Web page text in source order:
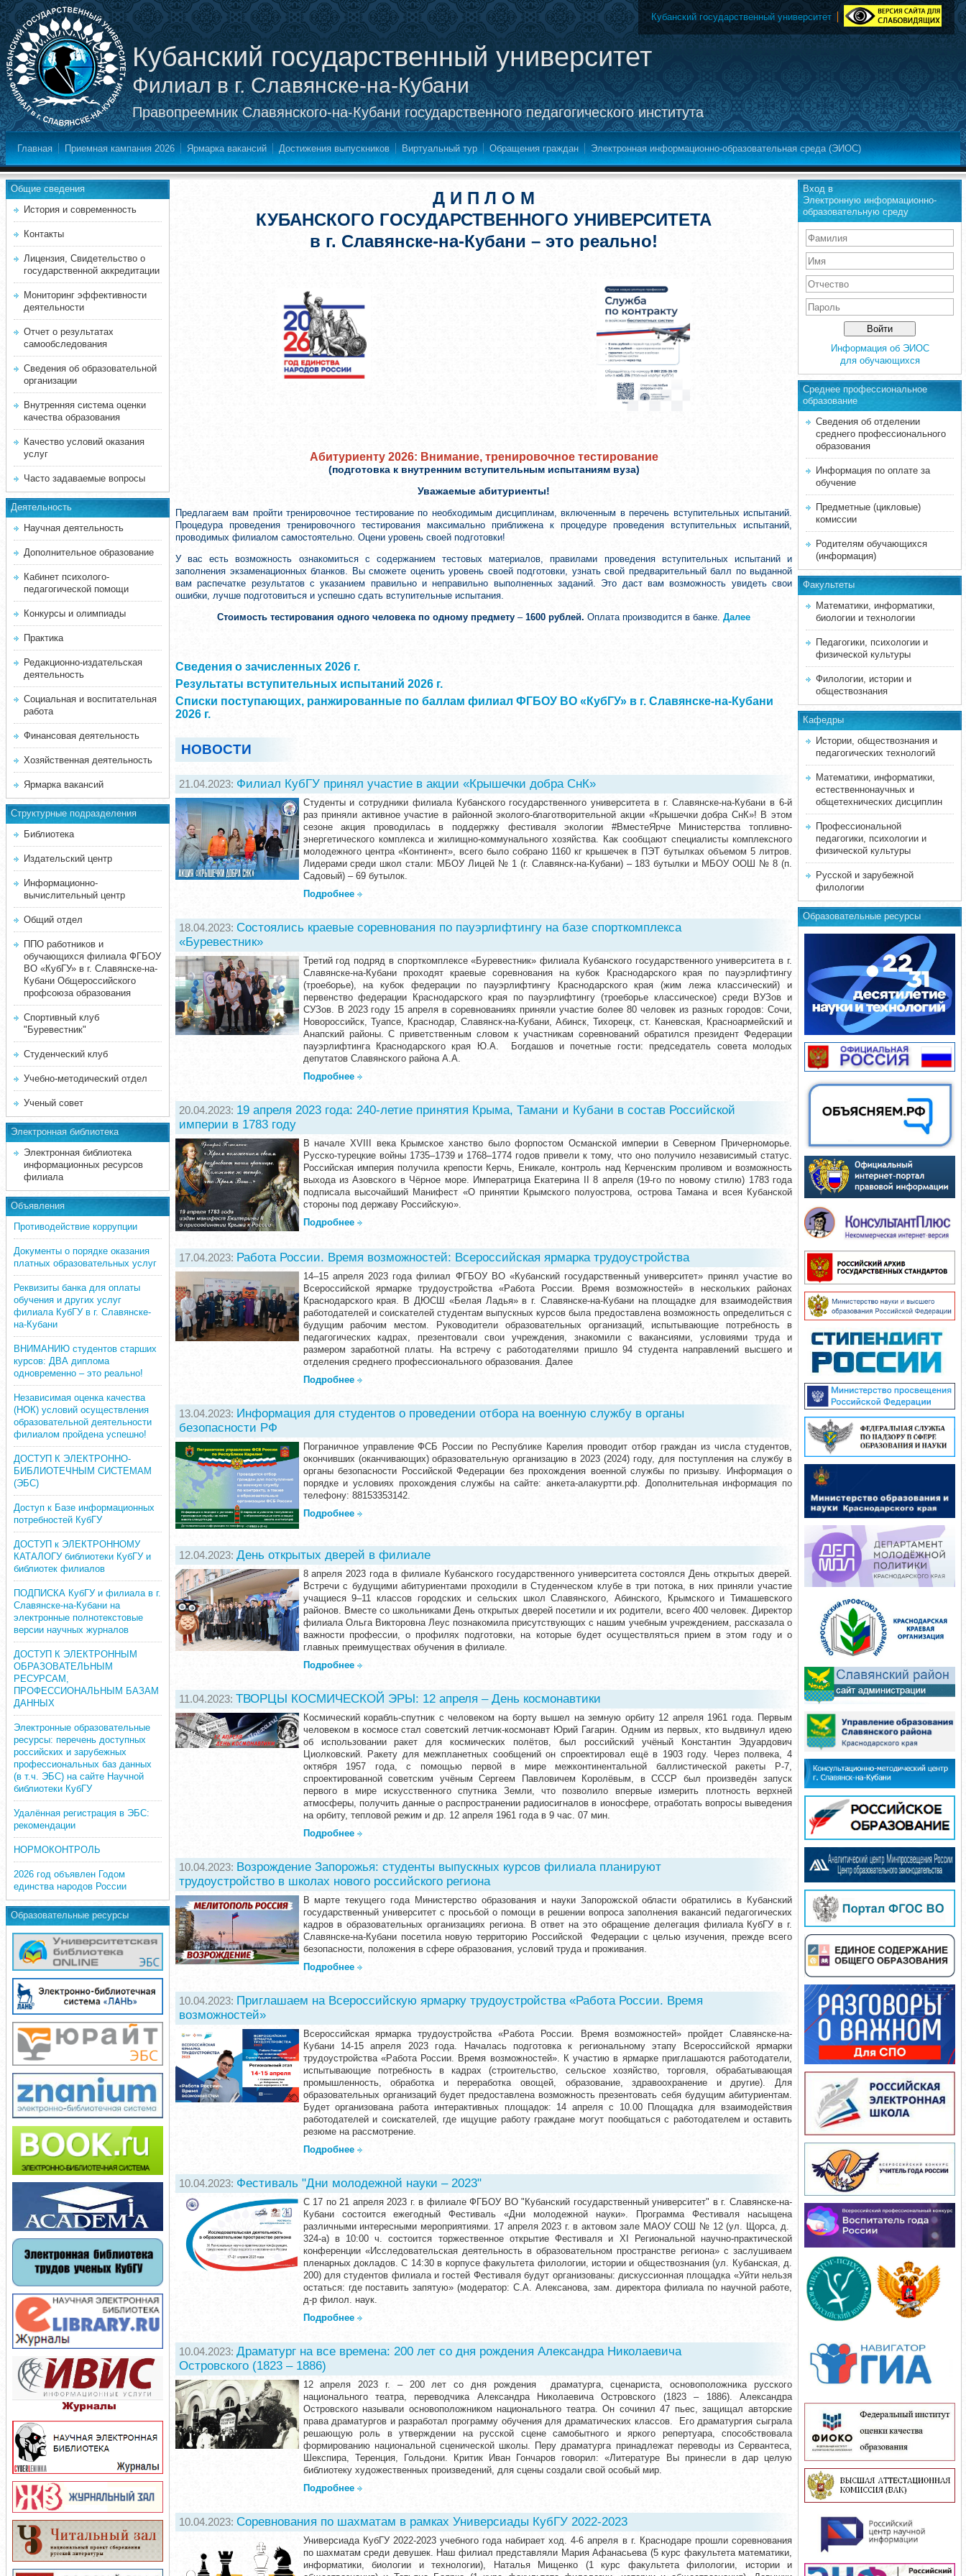
Кубанский государственный университет
Филиал в г. Славянске-на-Кубани
Правопреемник Славянского-на-Кубани государственного педагогического института
Кубанский государственный университет
Главная Приемная кампания 2026 Ярмарка вакансий Достижения выпускников Виртуальный тур Обращения граждан Электронная информационно-образовательная среда (ЭИОС)
Общие сведения
История и современность
Контакты
Лицензия, Свидетельство о
государственной аккредитации
Мониторинг эффективности
деятельности
Отчет о результатах
самообследования
Сведения об образовательной
организации
Внутренняя система оценки
качества образования
Качество условий оказания
услуг
Часто задаваемые вопросы
Деятельность
Научная деятельность
Дополнительное образование
Кабинет психолого-
педагогической помощи
Конкурсы и олимпиады
Практика
Редакционно-издательская
деятельность
Социальная и воспитательная
работа
Финансовая деятельность
Хозяйственная деятельность
Ярмарка вакансий
Структурные подразделения
Библиотека
Издательский центр
Информационно-
вычислительный центр
Общий отдел
ППО работников и
обучающихся филиала ФГБОУ
ВО «КубГУ» в г. Славянске-на-
Кубани Общероссийского
профсоюза образования
Спортивный клуб
"Буревестник"
Студенческий клуб
Учебно-методический отдел
Ученый совет
Электронная библиотека
Электронная библиотека
информационных ресурсов
филиала
Объявления
Противодействие коррупции
Документы о порядке оказания
платных образовательных услуг
Реквизиты банка для оплаты
обучения и других услуг
филиала КубГУ в г. Славянске-
на-Кубани
ВНИМАНИЮ студентов старших
курсов: ДВА диплома
одновременно – это реально!
Независимая оценка качества
(НОК) условий осуществления
образовательной деятельности
филиалом пройдена успешно!
ДОСТУП К ЭЛЕКТРОННО-
БИБЛИОТЕЧНЫМ СИСТЕМАМ
(ЭБС)
Доступ к Базе информационных
потребностей КубГУ
ДОСТУП к ЭЛЕКТРОННОМУ
КАТАЛОГУ библиотеки КубГУ и
библиотек филиалов
ПОДПИСКА КубГУ и филиала в г.
Славянске-на-Кубани на
электронные полнотекстовые
версии научных журналов
ДОСТУП К ЭЛЕКТРОННЫМ
ОБРАЗОВАТЕЛЬНЫМ
РЕСУРСАМ,
ПРОФЕССИОНАЛЬНЫМ БАЗАМ
ДАННЫХ
Электронные образовательные
ресурсы: перечень доступных
российских и зарубежных
профессиональных баз данных
(в т.ч. ЭБС) на сайте Научной
библиотеки КубГУ
Удалённая регистрация в ЭБС:
рекомендации
НОРМОКОНТРОЛЬ
2026 год объявлен Годом
единства народов России
Образовательные ресурсы
Д И П Л О М
КУБАНСКОГО ГОСУДАРСТВЕННОГО УНИВЕРСИТЕТА
в г. Славянске-на-Кубани – это реально!
Абитуриенту 2026: Внимание, тренировочное тестирование
(подготовка к внутренним вступительным испытаниям вуза)
Уважаемые абитуриенты!
Предлагаем вам пройти тренировочное тестирование по необходимым дисциплинам, включенным в перечень вступительных испытаний.
Процедура проведения тренировочного тестирования максимально приближена к процедуре проведения вступительных испытаний,
проводимых филиалом самостоятельно. Оцени уровень своей подготовки!
У вас есть возможность ознакомиться с содержанием тестовых материалов, правилами проведения вступительных испытаний и
заполнения экзаменационных бланков. Вы сможете оценить уровень своей подготовки, узнать свой предварительный балл по выданной
вам распечатке результатов с указанием правильно и неправильно выполненных заданий. Это даст вам возможность увидеть свои
ошибки, лучше подготовиться и успешно сдать вступительные испытания.
Стоимость тестирования одного человека по одному предмету –1600 рублей. Оплата производится в банке. Далее
Сведения о зачисленных 2026 г.
Результаты вступительных испытаний 2026 г.
Списки поступающих, ранжированные по баллам филиал ФГБОУ ВО «КубГУ» в г. Славянске-на-Кубани
2026 г.
НОВОСТИ
21.04.2023: Филиал КубГУ принял участие в акции «Крышечки добра СнК»
Студенты и сотрудники филиала Кубанского государственного университета в г. Славянске-на-Кубани в 6-й
раз приняли активное участие в районной эколого-благотворительной акции «Крышечки добра СнК»! В этом
сезоне акция проводилась в поддержку фестиваля экологии #ВместеЯрче Министерства топливно-
энергетического комплекса и жилищно-коммунального хозяйства. Как сообщают специалисты комплексного
молодежного центра «Континент», всего было собрано 1160 кг крышечек в ПЭТ бутылках объемом 5 литров.
Лидерами среди школ стали: МБОУ Лицей № 1 (г. Славянск-на-Кубани) – 183 бутылки и МБОУ ООШ № 8 (п.
Садовый) – 69 бутылок.
Подробнее
18.04.2023: Состоялись краевые соревнования по пауэрлифтингу на базе спорткомплекса
«Буревестник»
Третий год подряд в спорткомплексе «Буревестник» филиала Кубанского государственного университета в г.
Славянске-на-Кубани проходят краевые соревнования на кубок Краснодарского края по пауэрлифтингу
(троеборье), на кубок федерации по пауэрлифтингу Краснодарского края (жим лежа классический) и
первенство федерации Краснодарского края по пауэрлифтингу (троеборье классическое) среди ВУЗов и
СУЗов. В 2023 году 15 апреля в соревнованиях приняли участие более 80 человек из разных городов: Сочи,
Новороссийск, Туапсе, Краснодар, Славянск-на-Кубани, Абинск, Тихорецк, ст. Каневская, Красноармейский и
Анапский районы. С приветственным словом к участникам соревнований обратился президент Федерации
пауэрлифтинга Краснодарского края Ю.А. Богдашов и почетные гости: председатель совета молодых
депутатов Славянского района А.А.
Подробнее
20.04.2023: 19 апреля 2023 года: 240-летие принятия Крыма, Тамани и Кубани в состав Российской
империи в 1783 году
В начале XVIII века Крымское ханство было форпостом Османской империи в Северном Причерноморье.
Русско-турецкие войны 1735–1739 и 1768–1774 годов привели к тому, что оно получило независимый статус.
Российская империя получила крепости Керчь, Еникале, контроль над Керченским проливом и возможность
выхода из Азовского в Чёрное море. Императрица Екатерина II 8 апреля (19-го по новому стилю) 1783 года
подписала высочайший Манифест «О принятии Крымского полуострова, острова Тамана и всея Кубанской
стороны под державу Российскую».
Подробнее
17.04.2023: Работа России. Время возможностей: Всероссийская ярмарка трудоустройства
14–15 апреля 2023 года филиал ФГБОУ ВО «Кубанский государственный университет» принял участие во
Всероссийской ярмарке трудоустройства «Работа России. Время возможностей» в нескольких районах
Краснодарского края. В ДЮСШ «Белая Ладья» в г. Славянске-на-Кубани на площадке для взаимодействия
работодателей и соискателей студентам выпускных курсов была предоставлена возможность определиться с
будущим рабочим местом. Руководители образовательных организаций, испытывающие потребность в
педагогических кадрах, презентовали свои учреждения, знакомили с вакансиями, условиями труда и
размером заработной платы. На встречу с работодателями пришло 94 студента направлений высшего и
отделения среднего профессионального образования. Далее
Подробнее
13.04.2023: Информация для студентов о проведении отбора на военную службу в органы
безопасности РФ
Пограничное управление ФСБ России по Республике Карелия проводит отбор граждан из числа студентов,
окончивших (оканчивающих) образовательную организацию в 2023 (2024) году, для поступления на службу в
органы безопасности Российской Федерации без прохождения военной службы по призыву. Информация о
порядке и условиях прохождения службы на сайте: анкета-алакуртти.рф. Дополнительная информация по
телефону: 88153353142.
Подробнее
12.04.2023: День открытых дверей в филиале
8 апреля 2023 года в филиале Кубанского государственного университета состоялся День открытых дверей.
Встречи с будущими абитуриентами проходили в Студенческом клубе в три потока, в них приняли участие
учащиеся 9–11 классов городских и сельских школ Славянского, Абинского, Крымского и Тимашевского
районов. Вместе со школьниками День открытых дверей посетили и их родители, всего 400 человек. Директор
филиала Ольга Викторовна Леус познакомила присутствующих с нашим учебным учреждением, рассказала о
важности профессии, о профилях подготовки, на которые будет осуществляться прием в этом году и о
главных преимуществах обучения в филиале.
Подробнее
11.04.2023: ТВОРЦЫ КОСМИЧЕСКОЙ ЭРЫ: 12 апреля – День космонавтики
Космический корабль-спутник с человеком на борту вышел на земную орбиту 12 апреля 1961 года. Первым
человеком в космосе стал советский летчик-космонавт Юрий Гагарин. Одним из первых, кто выдвинул идею
об использовании ракет для космических полётов, был российский учёный Константин Эдуардович
Циолковский. Ракету для межпланетных сообщений он спроектировал ещё в 1903 году. Через полвека, 4
октября 1957 года, с помощью первой в мире межконтинентальной баллистической ракеты Р-7,
спроектированной советским учёным Сергеем Павловичем Королёвым, в СССР был произведён запуск
первого в мире искусственного спутника Земли, что позволило впервые измерить плотность верхней
атмосферы, получить данные о распространении радиосигналов в ионосфере, отработать вопросы выведения
на орбиту, тепловой режим и др. 12 апреля 1961 года в 9 час. 07 мин.
Подробнее
10.04.2023: Возрождение Запорожья: студенты выпускных курсов филиала планируют
трудоустройство в школах нового российского региона
В марте текущего года Министерство образования и науки Запорожской области обратились в Кубанский
государственный университет с просьбой о помощи в решении вопроса заполнения вакансий педагогических
кадров в образовательных организациях региона. В ответ на это обращение делегация филиала КубГУ в г.
Славянске-на-Кубани посетила новую территорию Российской Федерации с целью изучения, прежде всего
безопасности, положения в сфере образования, условий труда и проживания.
Подробнее
10.04.2023: Приглашаем на Всероссийскую ярмарку трудоустройства «Работа России. Время
возможностей»
Всероссийская ярмарка трудоустройства «Работа России. Время возможностей» пройдет Славянске-на-
Кубани 14-15 апреля 2023 года. Началась подготовка к региональному этапу Всероссийской ярмарки
трудоустройства «Работа России. Время возможностей». К участию в ярмарке приглашаются работодатели,
испытывающие потребность в кадрах (строительство, сельское хозяйство, торговля, обрабатывающая
промышленность, обработка и переработка овощей, образование, здравоохранение и другие). Для
образовательных организаций будет предоставлена возможность презентовать себя будущим абитуриентам.
Будет организована работа интерактивных площадок: 14 апреля с 10.00 Площадка для взаимодействия
работодателей и соискателей, где ищущие работу граждане могут пообщаться с работодателем и оставить
резюме на рассмотрение.
Подробнее
10.04.2023: Фестиваль "Дни молодежной науки – 2023"
С 17 по 21 апреля 2023 г. в филиале ФГБОУ ВО "Кубанский государственный университет" в г. Славянске-на-
Кубани состоится ежегодный Фестиваль «Дни молодежной науки». Программа Фестиваля насыщена
различными интересными мероприятиями. 17 апреля 2023 г. в актовом зале МАОУ СОШ № 12 (ул. Щорса, д.
324-а) в 10:00 ч. состоится торжественное открытие Фестиваля и XI Региональной научно-практической
конференции «Исследовательская деятельность в образовательном пространстве региона» с заслушиваем
пленарных докладов. С 14:30 в корпусе факультета филологии, истории и обществознания (ул. Кубанская, д.
200) для студентов филиала и гостей Фестиваля будут организованы: дискуссионная площадка «Уйти нельзя
остаться: где поставить запятую» (модератор: С.А. Алексанова, зам. директора филиала по научной работе,
д-р филол. наук.
Подробнее
10.04.2023: Драматург на все времена: 200 лет со дня рождения Александра Николаевича
Островского (1823 – 1886)
12 апреля 2023 г. – 200 лет со дня рождения драматурга, сценариста, основоположника русского
национального театра, переводчика Александра Николаевича Островского (1823 – 1886). Александра
Островского называли основоположником национального театра. Он сочинил 47 пьес, защищал авторские
права драматургов и разработал программу обучения для драматических классов. Его драматургия сыграла
решающую роль в утверждении на русской сцене самобытного и яркого репертуара, способствовала
формированию национальной сценической школы. Перу драматурга принадлежат переводы из Сервантеса,
Шекспира, Теренция, Гольдони. Критик Иван Гончаров говорил: «Литературе Вы принесли в дар целую
библиотеку художественных произведений, для сцены создали свой особый мир.
Подробнее
10.04.2023: Соревнования по шахматам в рамках Универсиады КубГУ 2022-2023
Универсиада КубГУ 2022-2023 учебного года набирает ход. 4-6 апреля в г. Краснодаре прошли соревнования
по шахматам среди девушек. Наш филиал представляли Мария Афанасьева (5 курс факультета математики,
информатики, биологии и технологии), Наталья Мищенко (1 курс факультета филологии, истории и
Вход в
Электронную информационно-
образовательную среду
Информация об ЭИОС
для обучающихся
Среднее професcиональное
образование
Сведения об отделении
среднего профессионального
образования
Информация по оплате за
обучение
Предметные (цикловые)
комиссии
Родителям обучающихся
(информация)
Факультеты
Математики, информатики,
биологии и технологии
Педагогики, психологии и
физической культуры
Филологии, истории и
обществознания
Кафедры
Истории, обществознания и
педагогических технологий
Математики, информатики,
естественнонаучных и
общетехнических дисциплин
Профессиональной
педагогики, психологии и
физической культуры
Русской и зарубежной
филологии
Образовательные ресурсы